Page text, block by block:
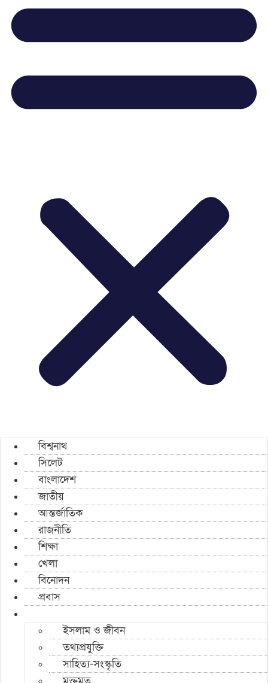
বিশ্বনাথ
সিলেট
বাংলাদেশ
জাতীয়
আন্তর্জাতিক
রাজনীতি
শিক্ষা
খেলা
বিনোদন
প্রবাস
ইসলাম ও জীবন
তথ্যপ্রযুক্তি
সাহিত্য-সংস্কৃতি